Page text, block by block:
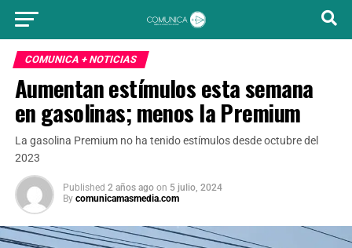
COMUNICA + NOTICIAS
Aumentan estímulos esta semana
en gasolinas; menos la Premium
La gasolina Premium no ha tenido estímulos desde octubre del
2023
Published 2 años ago on 5 julio, 2024
By comunicamasmedia.com